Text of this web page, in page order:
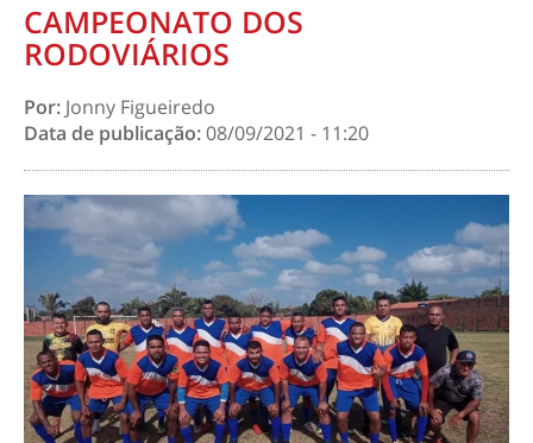
CAMPEONATO DOS
RODOVIÁRIOS
Por: Jonny Figueiredo
Data de publicação:08/09/2021 - 11:20